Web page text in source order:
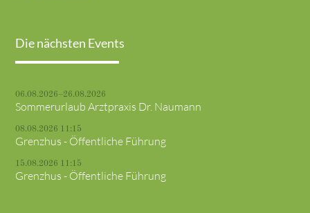
Die nächsten Events
06.08.2026–26.08.2026
Sommerurlaub Arztpraxis Dr. Naumann
08.08.2026 11:15
Grenzhus - Öffentliche Führung
15.08.2026 11:15
Grenzhus - Öffentliche Führung